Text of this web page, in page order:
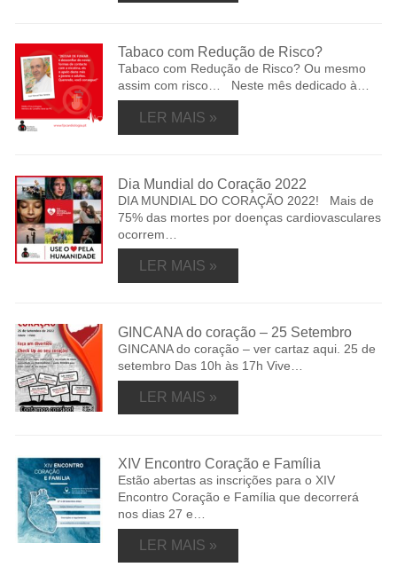
Tabaco com Redução de Risco?
Tabaco com Redução de Risco? Ou mesmo
assim com risco… Neste mês dedicado à…
LER MAIS »
Dia Mundial do Coração 2022
DIA MUNDIAL DO CORAÇÃO 2022! Mais de
75% das mortes por doenças cardiovasculares
ocorrem…
LER MAIS »
GINCANA do coração – 25 Setembro
GINCANA do coração – ver cartaz aqui. 25 de
setembro Das 10h às 17h Vive…
LER MAIS »
XIV Encontro Coração e Família
Estão abertas as inscrições para o XIV
Encontro Coração e Família que decorrerá
nos dias 27 e…
LER MAIS »